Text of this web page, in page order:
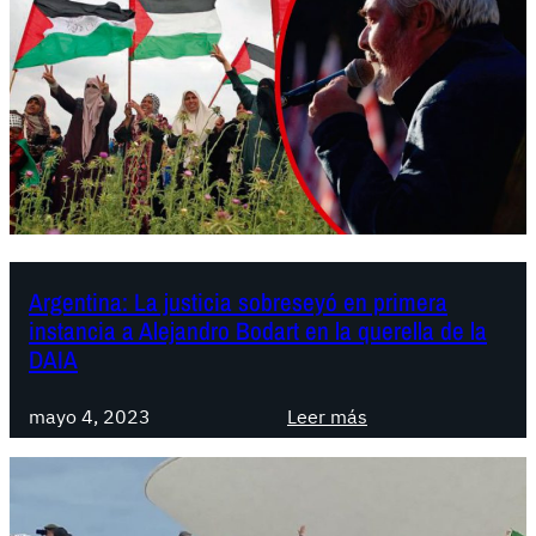
a
d
e
r
r
o
l
s
n
i
Argentina: La justicia sobreseyó en primera
instancia a Alejandro Bodart en la querella de la
DAIA
mayo 4, 2023 Leer más
A